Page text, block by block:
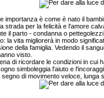
importanza è come è nato il
strada per la felicità e l'amore
il parto - condanna o
la vita migliorerà in modo
della famiglia. Vedendo il
visto.
di ricordare le condizioni in cui
simboleggia l'aiuto e
segno di movimento veloce, lunga